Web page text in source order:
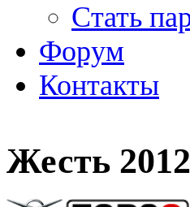
Стать
Форум
Контакты
Жесть 2012